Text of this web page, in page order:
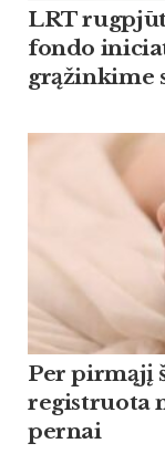
LRT
fondo
grąžinkime
Per pirmąjį
registruota
pernai